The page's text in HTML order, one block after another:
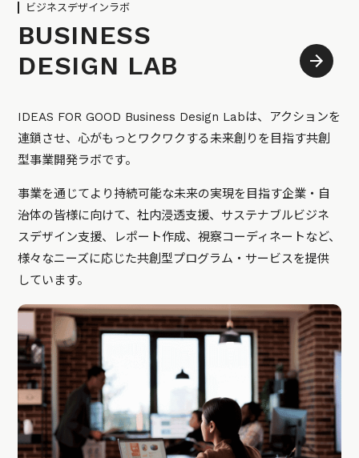
ビジネスデザインラボ
BUSINESS
DESIGN LAB
IDEAS FOR GOOD Business Design Labは、アクションを
連鎖させ、心がもっとワクワクする未来創りを目指す共創
型事業開発ラボです。
事業を通じてより持続可能な未来の実現を目指す企業・自
治体の皆様に向けて、社内浸透支援、サステナブルビジネ
スデザイン支援、レポート作成、視察コーディネートなど、
様々なニーズに応じた共創型プログラム・サービスを提供
しています。